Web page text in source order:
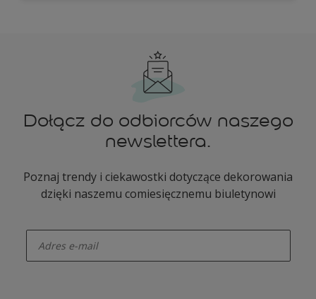
Dołącz do odbiorców naszego
newslettera.
Poznaj trendy i ciekawostki dotyczące dekorowania
dzięki naszemu comiesięcznemu biuletynowi